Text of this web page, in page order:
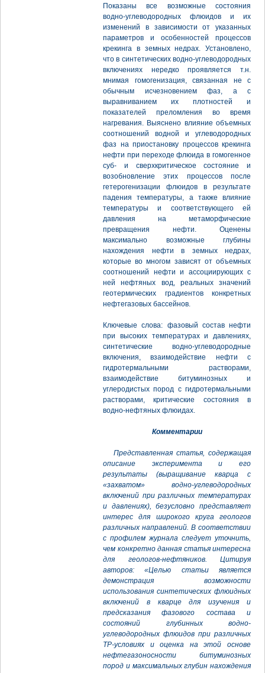
Показаны все возможные состояния
водно-углеводородных флюидов и их
изменений в зависимости от указанных
параметров и особенностей процессов
крекинга в земных недрах. Установлено,
что в синтетических водно-углеводородных
включениях нередко проявляется т.н.
мнимая гомогенизация, связанная не с
обычным исчезновением фаз, а с
выравниванием их плотностей и
показателей преломления во время
нагревания. Выяснено влияние объемных
соотношений водной и углеводородных
фаз на приостановку процессов крекинга
нефти при переходе флюида в гомогенное
суб- и сверхкритическое состояние и
возобновление этих процессов после
гетерогенизации флюидов в результате
падения температуры, а также влияние
температуры и соответствующего ей
давления на метаморфические
превращения нефти. Оценены
максимально возможные глубины
нахождения нефти в земных недрах,
которые во многом зависят от объемных
соотношений нефти и ассоциирующих с
ней нефтяных вод, реальных значений
геотермических градиентов конкретных
нефтегазовых бассейнов.
Ключевые слова: фазовый состав нефти
при высоких температурах и давлениях,
синтетические водно-углеводородные
включения, взаимодействие нефти с
гидротермальными растворами,
взаимодействие битуминозных и
углеродистых пород с гидротермальными
растворами, критические состояния в
водно-нефтяных флюидах.
Комментарии
Представленная статья, содержащая
описание эксперимента и его
результаты (выращивание кварца с
«захватом» водно-углеводородных
включений при различных температурах
и давлениях), безусловно представляет
интерес для широкого круга геологов
различных направлений. В соответствии
с профилем журнала следует уточнить,
чем конкретно данная статья интересна
для геологов-нефтяников. Цитируя
авторов: «Целью статьи является
демонстрация возможности
использования синтетических флюидных
включений в кварце для изучения и
предсказания фазового состава и
состояний глубинных водно-
углеводородных флюидов при различных
ТР-условиях и оценка на этой основе
нефтегазоносности битуминозных
пород и максимальных глубин нахождения